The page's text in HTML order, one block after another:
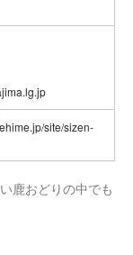
site/sizen-
鹿おどりの中でも